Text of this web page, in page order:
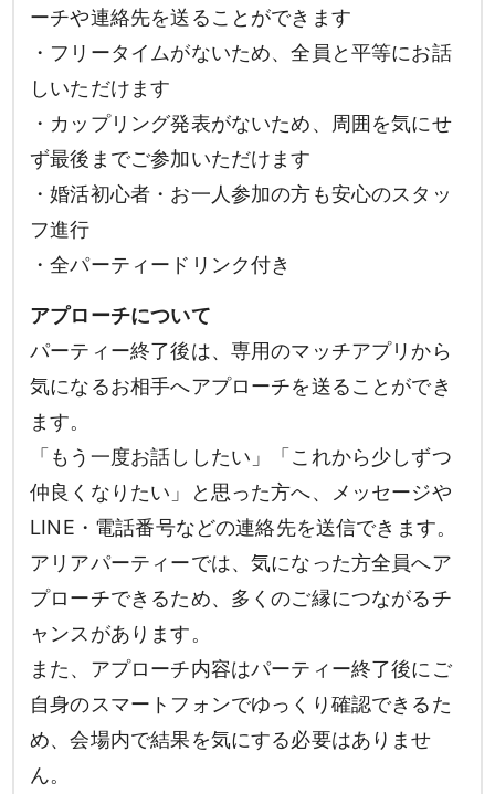
ーチや連絡先を送ることができます
・フリータイムがないため、全員と平等にお話
しいただけます
・カップリング発表がないため、周囲を気にせ
ず最後までご参加いただけます
・婚活初心者・お一人参加の方も安心のスタッ
フ進行
・全パーティードリンク付き
アプローチについて
パーティー終了後は、専用のマッチアプリから
気になるお相手へアプローチを送ることができ
ます。
「もう一度お話ししたい」「これから少しずつ
仲良くなりたい」と思った方へ、メッセージや
LINE・電話番号などの連絡先を送信できます。
アリアパーティーでは、気になった方全員へア
プローチできるため、多くのご縁につながるチ
ャンスがあります。
また、アプローチ内容はパーティー終了後にご
自身のスマートフォンでゆっくり確認できるた
め、会場内で結果を気にする必要はありませ
ん。